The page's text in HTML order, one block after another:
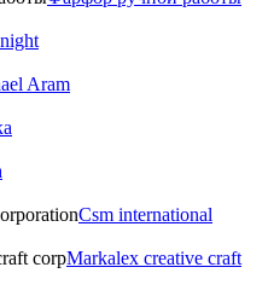
Aram
Csm international
Markalex creative craft